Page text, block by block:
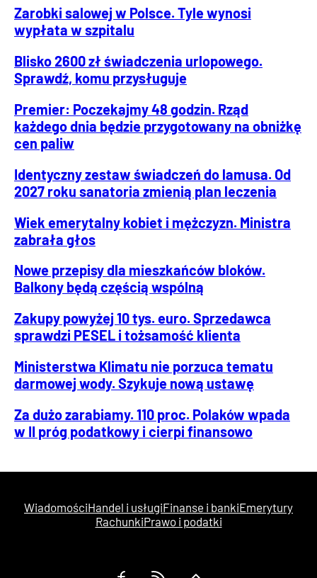
Zarobki salowej w Polsce. Tyle wynosi
wypłata w szpitalu
Blisko 2600 zł świadczenia urlopowego.
Sprawdź, komu przysługuje
Premier: Poczekajmy 48 godzin. Rząd
każdego dnia będzie przygotowany na obniżkę
cen paliw
Identyczny zestaw świadczeń do lamusa. Od
2027 roku sanatoria zmienią plan leczenia
Wiek emerytalny kobiet i mężczyzn. Ministra
zabrała głos
Nowe przepisy dla mieszkańców bloków.
Balkony będą częścią wspólną
Zakupy powyżej 10 tys. euro. Sprzedawca
sprawdzi PESEL i tożsamość klienta
Ministerstwa Klimatu nie porzuca tematu
darmowej wody. Szykuje nową ustawę
Za dużo zarabiamy. 110 proc. Polaków wpada
w II próg podatkowy i cierpi finansowo
WiadomościHandel i usługiFinanse i bankiEmerytury
RachunkiPrawo i podatki